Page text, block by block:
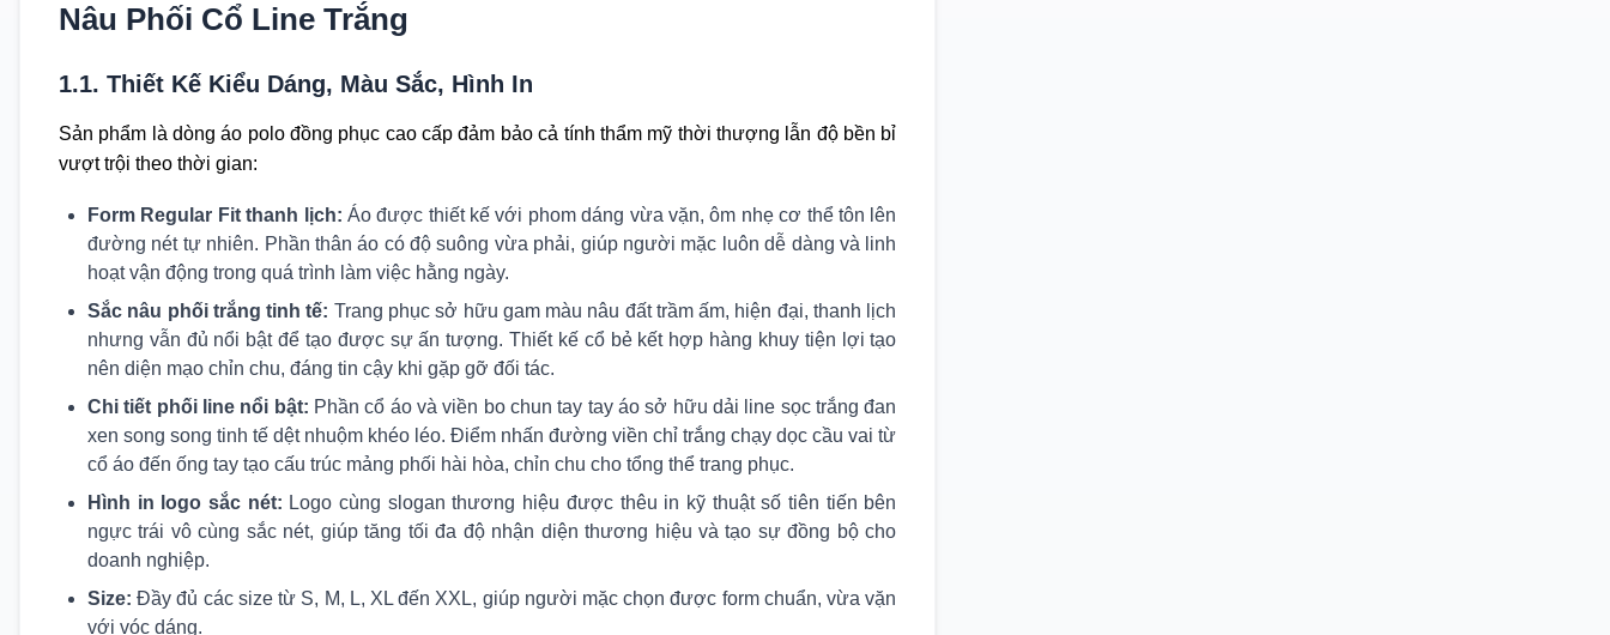
Nâu Phối Cổ Line Trắng
1.1. Thiết Kế Kiểu Dáng, Màu Sắc, Hình In
Sản phẩm là dòng áo polo đồng phục cao cấp đảm bảo cả tính thẩm mỹ thời thượng lẫn độ bền bỉ
vượt trội theo thời gian:
Form Regular Fit thanh lịch: Áo được thiết kế với phom dáng vừa vặn, ôm nhẹ cơ thể tôn lên
đường nét tự nhiên. Phần thân áo có độ suông vừa phải, giúp người mặc luôn dễ dàng và linh
hoạt vận động trong quá trình làm việc hằng ngày.
Sắc nâu phối trắng tinh tế: Trang phục sở hữu gam màu nâu đất trầm ấm, hiện đại, thanh lịch
nhưng vẫn đủ nổi bật để tạo được sự ấn tượng. Thiết kế cổ bẻ kết hợp hàng khuy tiện lợi tạo
nên diện mạo chỉn chu, đáng tin cậy khi gặp gỡ đối tác.
Chi tiết phối line nổi bật: Phần cổ áo và viền bo chun tay tay áo sở hữu dải line sọc trắng đan
xen song song tinh tế dệt nhuộm khéo léo. Điểm nhấn đường viền chỉ trắng chạy dọc cầu vai từ
cổ áo đến ống tay tạo cấu trúc mảng phối hài hòa, chỉn chu cho tổng thể trang phục.
Hình in logo sắc nét: Logo cùng slogan thương hiệu được thêu in kỹ thuật số tiên tiến bên
ngực trái vô cùng sắc nét, giúp tăng tối đa độ nhận diện thương hiệu và tạo sự đồng bộ cho
doanh nghiệp.
Size: Đầy đủ các size từ S, M, L, XL đến XXL, giúp người mặc chọn được form chuẩn, vừa vặn
với vóc dáng.